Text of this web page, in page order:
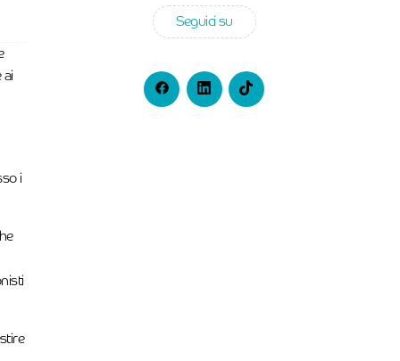
ai
i
Seguici su